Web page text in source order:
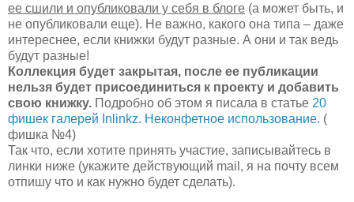
ее сшили и опубликовали у себя в блоге (а может быть, и
не опубликовали еще). Не важно, какого она типа – даже
интереснее, если книжки будут разные. А они и так ведь
будут разные!
Коллекция будет закрытая, после ее публикации
нельзя будет присоединиться к проекту и добавить
свою книжку. Подробно об этом я писала в статье 20
фишек галерей Inlinkz. Неконфетное использование. (
фишка №4)
Так что, если хотите принять участие, записывайтесь в
линки ниже (укажите действующий mail, я на почту всем
отпишу что и как нужно будет сделать).